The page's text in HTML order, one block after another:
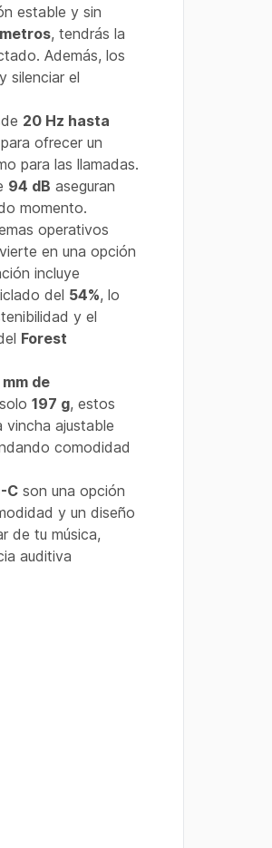
estable y sin
, tendrás la
Además, los
silenciar el
20 Hz hasta
ofrecer un
para las llamadas.
94 dB aseguran
momento.
operativos
en una opción
incluye
del 54%, lo
y el
Forest
de
197 g, estos
vincha ajustable
comodidad
C son una opción
y un diseño
de tu música,
auditiva